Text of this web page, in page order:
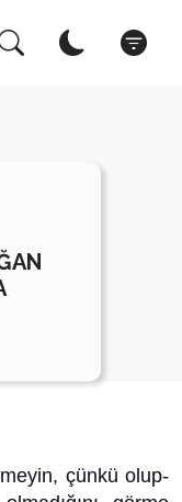
çünkü olup-
Kapat